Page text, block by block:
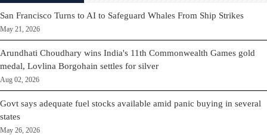
San Francisco Turns to AI to Safeguard Whales From Ship Strikes
May 21, 2026
Arundhati Choudhary wins India's 11th Commonwealth Games gold
medal, Lovlina Borgohain settles for silver
Aug 02, 2026
Govt says adequate fuel stocks available amid panic buying in several
states
May 26, 2026